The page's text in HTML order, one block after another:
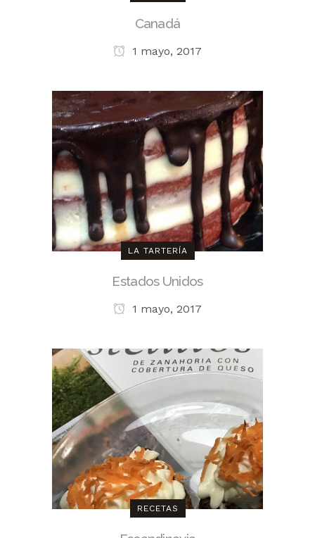
Canadá
1 mayo, 2017
LA TARTERÍA
Estados Unidos
1 mayo, 2017
RECETAS